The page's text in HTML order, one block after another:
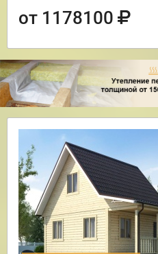
от 1178100